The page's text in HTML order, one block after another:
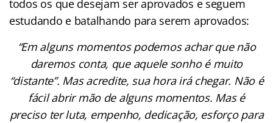
todos os que desejam ser aprovados e seguem
estudando e batalhando para serem aprovados:
“Em alguns momentos podemos achar que não
daremos conta, que aquele sonho é muito
“distante”. Mas acredite, sua hora irá chegar. Não é
fácil abrir mão de alguns momentos. Mas é
preciso ter luta, empenho, dedicação, esforço para